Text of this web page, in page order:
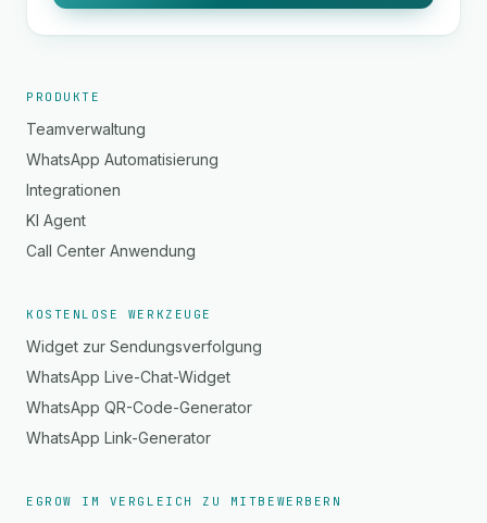
PRODUKTE
Teamverwaltung
WhatsApp Automatisierung
Integrationen
KI Agent
Call Center Anwendung
KOSTENLOSE WERKZEUGE
Widget zur Sendungsverfolgung
WhatsApp Live-Chat-Widget
WhatsApp QR-Code-Generator
WhatsApp Link-Generator
EGROW IM VERGLEICH ZU MITBEWERBERN